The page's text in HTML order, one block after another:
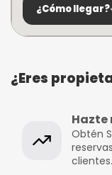
¿Cómo llegar?
¿Eres
Hazte
Obtén
clientes.